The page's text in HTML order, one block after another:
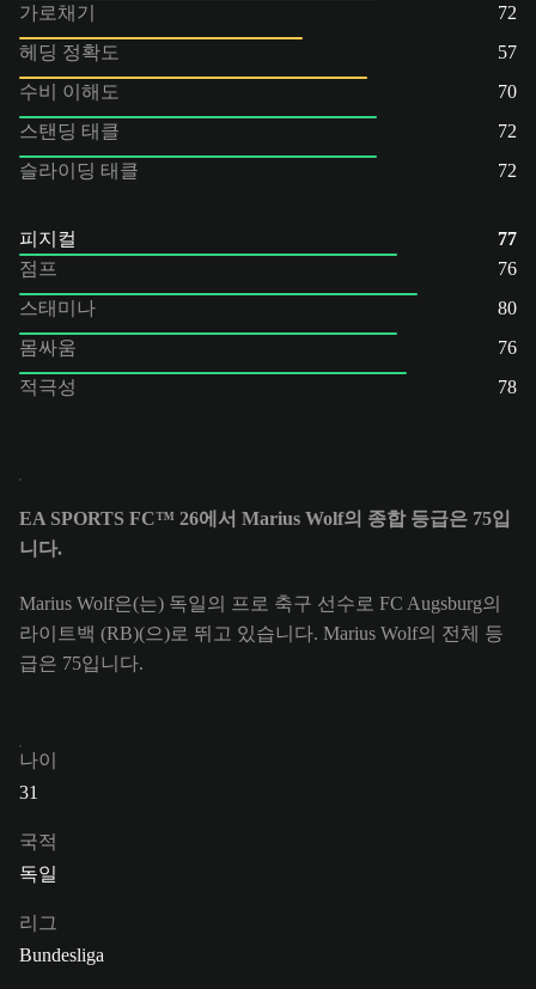
가로채기
72
헤딩 정확도
57
수비 이해도
70
스탠딩 태클
72
슬라이딩 태클
72
피지컬
77
점프
76
스태미나
80
몸싸움
76
적극성
78
EA SPORTS FC™ 26에서 Marius Wolf의 종합 등급은 75입
니다.
Marius Wolf은(는) 독일의 프로 축구 선수로 FC Augsburg의
라이트백 (RB)(으)로 뛰고 있습니다. Marius Wolf의 전체 등
급은 75입니다.
나이
31
국적
독일
리그
Bundesliga